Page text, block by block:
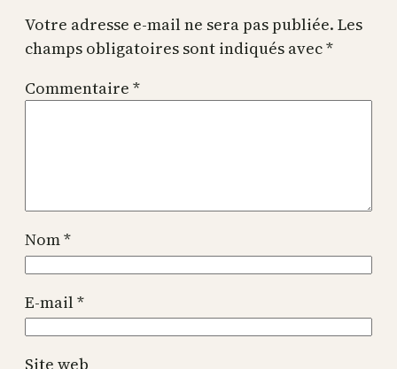
Votre adresse e-mail ne sera pas publiée. Les
champs obligatoires sont indiqués avec*
Commentaire *
Nom*
E-mail*
Site web